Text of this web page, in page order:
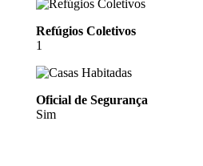
Refúgios Coletivos
1
Oficial de Segurança
Sim